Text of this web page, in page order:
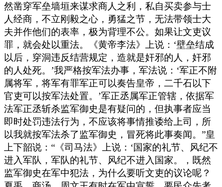
然凿穿军垒墙垣来谋求商人之利，私自买卖参与士
人经商，不立刚毅之心，勇猛之节，无法带领士大
夫并作他们的表率，极为背理不公。如果让文吏议
罪，就会处以重法。《黄帝李法》上说：‘壁垒结成
以后，穿洞违反结营规定，造就是奸邪的人，奸邪
的人处死。’我严格按军法办事，军法说：‘军正不附
属将军，将军有罪军正可以奏告皇帝，二千石以下
官吏可以按军法处置。’军正丞属军正管辖，依据军
法军正丞斩杀监军御史是有疑问的，但执事者应当
即时处罚违法行为，不应该将事情推诿给上司，所
以我就按军法杀了监军御史，冒死将此事奏闻。”皇
上下韶说：“《司马法》上说：‘国家的礼节、风纪不
进入军队，军队的礼节、风纪不进入国家。，既然
监军御史在军中犯法，为什么要听文吏的议论呢？